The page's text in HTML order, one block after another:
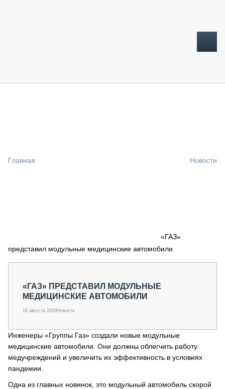
СПЕЦПРОЕКТЫ
О ПРОЕКТЕ
Главная Новости
«ГАЗ»
представил модульные медицинские автомобили
«ГАЗ» ПРЕДСТАВИЛ МОДУЛЬНЫЕ
МЕДИЦИНСКИЕ АВТОМОБИЛИ
14 августа 2020Новости
Инженеры «Группы Газ» создали новые модульные
медицинские автомобили. Они должны облегчить работу
медучреждений и увеличить их эффективность в условиях
пандемии.
Одна из главных новинок, это модульный автомобиль скорой